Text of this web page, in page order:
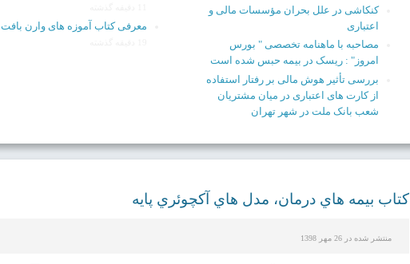
معرفی کتاب آموزه های وارن بافت
کنکاشی در علل بحران مؤسسات مالی و
اعتباری
مصاحبه با ماهنامه تخصصی " بورس
امروز" : ریسک در بیمه حبس شده است
بررسی تأثیر هوش مالی بر رفتار استفاده
از کارت های اعتباری در میان مشتریان
شعب بانک ملت در شهر تهران
کتاب بيمه هاي درمان، مدل هاي آكچوئري پايه
منتشر شده در 26 مهر 1398